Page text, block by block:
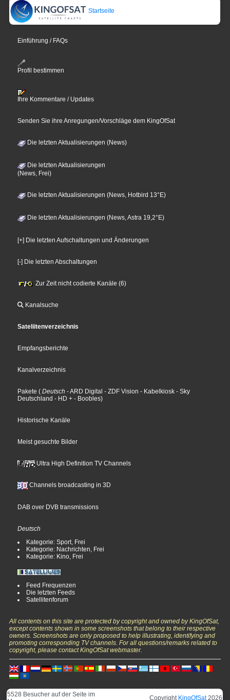
Startseite
Einführung / FAQs
Profil bestimmen
Ihre Kommentare / Updates
Senden Sie ihre Anregungen/Vorschläge dem KingOfSat
Die letzten Aktualisierungen (News)
Die letzten Aktualisierungen
(News, Frei)
Die letzten Aktualisierungen (News, Hotbird 13°E)
Die letzten Aktualisierungen (News, Astra 19,2°E)
[+] Die letzten Aufschaltungen und Änderungen
[-] Die letzten Abschaltungen
Zur Zeit nicht codierte Kanäle (6)
Kanalsuche
Sateliitenverzeichnis
Empfangsberichte
Kanalverzeichnis
Pakete ( Deutsch - ARD Digital - ZDF Vision - Kabelkiosk - Sky
Deutschland - HD + - Boobles)
Historische Kanäle
Meist gesuchte Bilder
Ultra High Definition TV Channels
Channels broadcasting in 3D
DAB over DVB transmissions
Deutsch
Kategorie: Sport, Frei
Kategorie: Nachrichten, Frei
Kategorie: Kino, Frei
Feed Frequenzen
Die letzten Feeds
Satellitenforum
All contents on this site are protected by copyright and owned by KingOfSat,
except contents shown in some screenshots that belong to their respective
owners. Screenshots are only proposed to help illustrating, identifying and
promoting corresponding TV channels. For all questions/remarks related to
copyright, please contact KingOfSat webmaster.
5528 Besucher auf der Seite im
Copyright KingOfSat2026